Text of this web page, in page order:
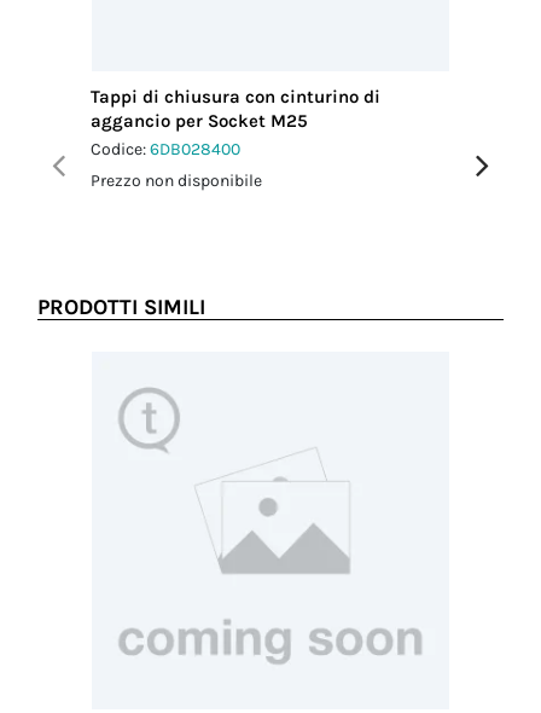
Tappi di chiusura con cinturino di
aggancio per Socket M25
Codice:6DB028400
Prezzo non disponibile
Prezzo
PRODOTTI SIMILI